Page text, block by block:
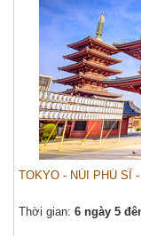
TOKYO - NÚI PHÚ SĨ
Thời gian: 6 ngày 5
Đặt tour:
Họ tên (*)
Điện thoại: